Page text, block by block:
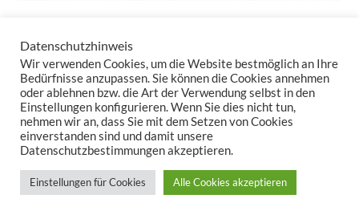
24 Türchen – 24 tolle Überraschungen!
Auch in diesem Jahr bringt unser Adventskalender-Newsletter
täglich kleine Freuden – ganz ohne Schokolade. Sie erhalten nicht
nur Rabatte, sondern auch Inspirationen, wie Tischwäsche und
Kissen Ihr Zuhause in eine gemütliche Winteroase verwandeln.
Lassen Sie uns zusammen den Zauber der Vorweihnachtszeit
auspacken – Türchen für Türchen!
Datenschutzhinweis
Wir verwenden Cookies, um die Website bestmöglich an Ihre
Bedürfnisse anzupassen. Sie können die Cookies annehmen
oder ablehnen bzw. die Art der Verwendung selbst in den
Einstellungen konfigurieren. Wenn Sie dies nicht tun,
nehmen wir an, dass Sie mit dem Setzen von Cookies
einverstanden sind und damit unsere
Datenschutzbestimmungen akzeptieren.
Einstellungen für Cookies Alle Cookies akzeptieren